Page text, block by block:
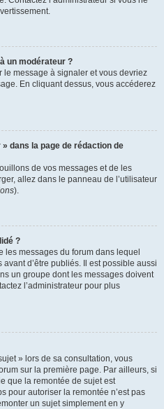
un modérateur ?
le message à signaler et vous devriez
En cliquant dessus, vous accéderez
dans la page de rédaction de
de vos messages et de les
allez dans le panneau de l’utilisateur
).
?
les messages du forum dans lequel
d’être publiés. Il est possible aussi
un groupe dont les messages doivent
l’administrateur pour plus
» lors de sa consultation, vous
sur la première page. Par ailleurs, si
que la remontée de sujet est
pour autoriser la remontée n’est pas
un sujet simplement en y